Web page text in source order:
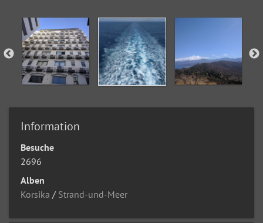
Information
Besuche
2696
Alben
Korsika / Strand-und-Meer